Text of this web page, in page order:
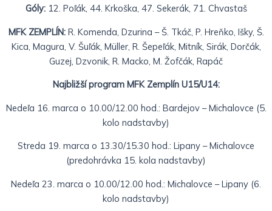
Góly:12. Poľák, 44. Krkoška, 47. Sekerák, 71. Chvastaš
MFK ZEMPLÍN:R. Komenda, Dzurina – Š. Tkáč, P. Hreňko, Išky, Š.
Kica, Magura, V. Šuľák, Müller, R. Šepeľák, Mitník, Sirák, Dorčák,
Guzej, Dzvonik, R. Macko, M. Žofčák, Rapáč
Najbližší program MFK Zemplín U15/U14:
Nedeľa 16. marca o 10.00/12.00 hod.: Bardejov – Michalovce (5.
kolo nadstavby)
Streda 19. marca o 13.30/15.30 hod.: Lipany – Michalovce
(predohrávka 15. kola nadstavby)
Nedeľa 23. marca o 10.00/12.00 hod.: Michalovce – Lipany (6.
kolo nadstavby)